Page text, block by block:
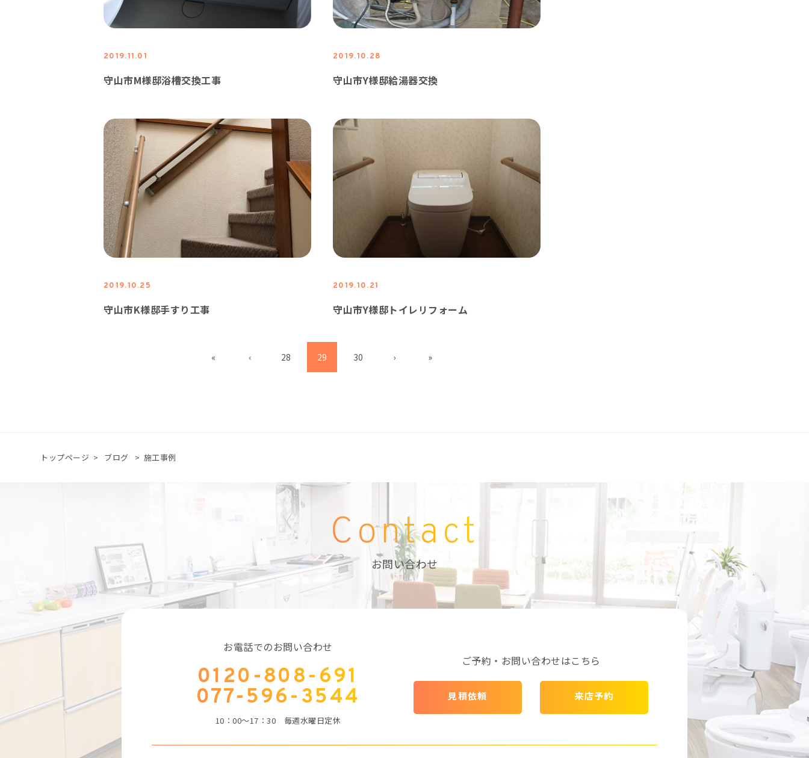
2019.11.01
守山市M様邸浴槽交換工事
2019.10.28
守山市Y様邸給湯器交換
2019.10.25
守山市K様邸手すり工事
2019.10.21
守山市Y様邸トイレリフォーム
« ‹ 28 29 30 › »
トップページ > ブログ > 施工事例
Contact
お問い合わせ
お電話でのお問い合わせ
0120-808-691
077-596-3544
10：00～17：30 毎週水曜日定休
ご予約・お問い合わせはこちら
見積依頼 来店予約